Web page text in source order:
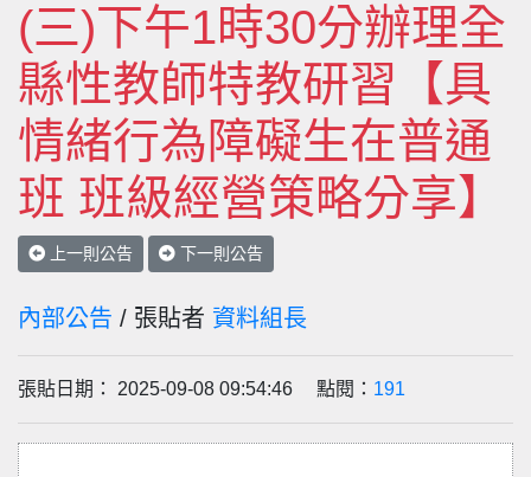
(三)下午1時30分辦理全
縣性教師特教研習【具
情緒行為障礙生在普通
班 班級經營策略分享】
上一則公告 下一則公告
內部公告 / 張貼者 資料組長
張貼日期： 2025-09-08 09:54:46 點閱： 191